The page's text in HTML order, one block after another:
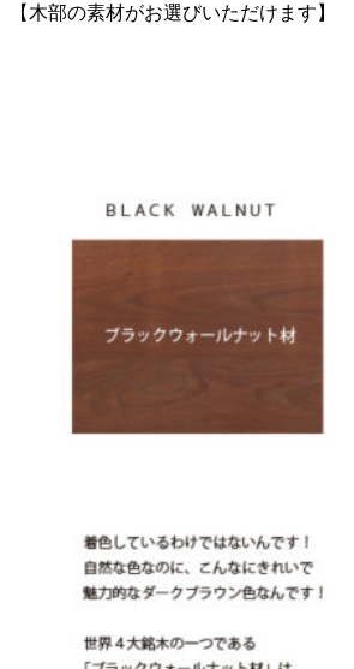
【木部の素材がお選びいただけます】